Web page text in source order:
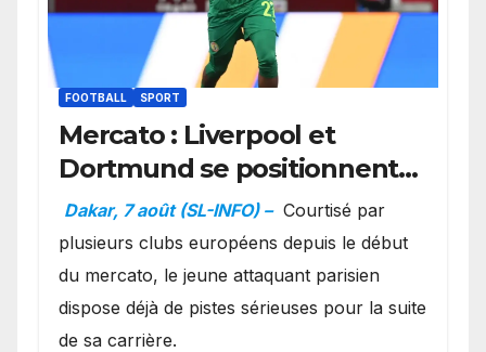
FOOTBALL SPORT
Mercato : Liverpool et
Dortmund se positionnent
en favoris pour recruter
Ibrahim Mbaye
Dakar, 7 août (SL-INFO) – Courtisé par
plusieurs clubs européens depuis le début
du mercato, le jeune attaquant parisien
dispose déjà de pistes sérieuses pour la suite
de sa carrière.